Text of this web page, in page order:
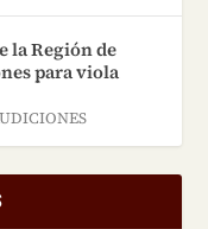
la Región de
para viola